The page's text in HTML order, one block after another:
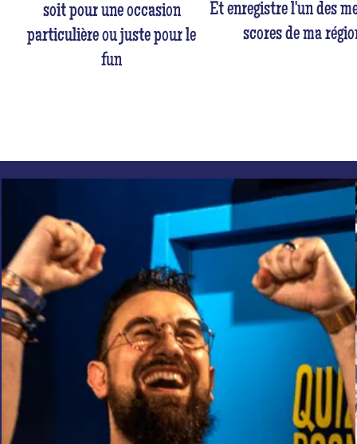
soit pour une occasion
particulière ou juste pour le
fun
Et enregistre l'un des
scores de ma